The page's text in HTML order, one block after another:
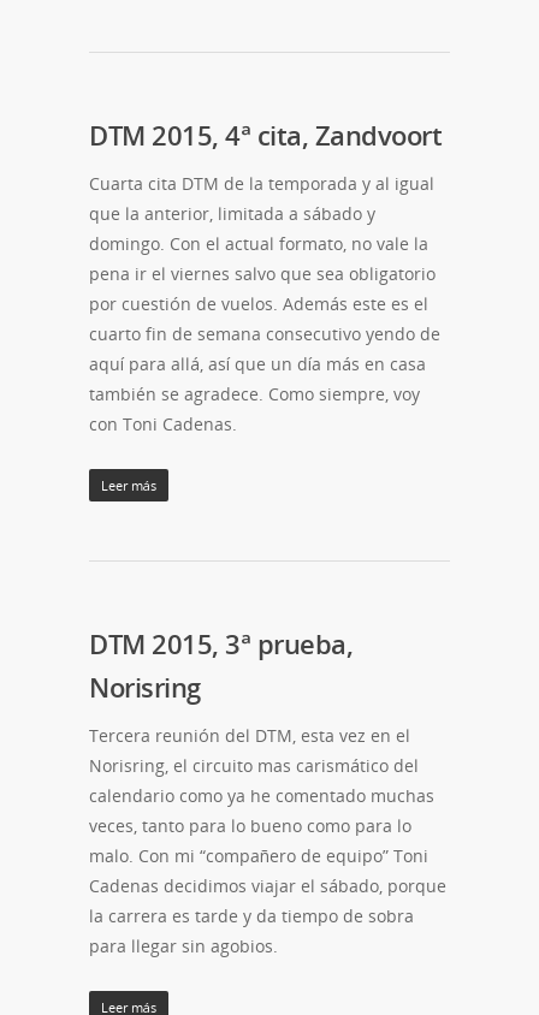
DTM 2015, 4ª cita, Zandvoort
Cuarta cita DTM de la temporada y al igual
que la anterior, limitada a sábado y
domingo. Con el actual formato, no vale la
pena ir el viernes salvo que sea obligatorio
por cuestión de vuelos. Además este es el
cuarto fin de semana consecutivo yendo de
aquí para allá, así que un día más en casa
también se agradece. Como siempre, voy
con Toni Cadenas.
Leer más
DTM 2015, 3ª prueba,
Norisring
Tercera reunión del DTM, esta vez en el
Norisring, el circuito mas carismático del
calendario como ya he comentado muchas
veces, tanto para lo bueno como para lo
malo. Con mi “compañero de equipo” Toni
Cadenas decidimos viajar el sábado, porque
la carrera es tarde y da tiempo de sobra
para llegar sin agobios.
Leer más